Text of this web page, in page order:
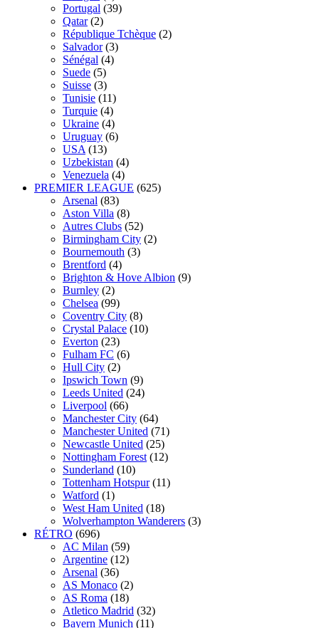
Portugal (39)
Qatar (2)
République Tchèque (2)
Salvador (3)
Sénégal (4)
Suede (5)
Suisse (3)
Tunisie (11)
Turquie (4)
Ukraine (4)
Uruguay (6)
USA (13)
Uzbekistan (4)
Venezuela (4)
PREMIER LEAGUE (625)
Arsenal (83)
Aston Villa (8)
Autres Clubs (52)
Birmingham City (2)
Bournemouth (3)
Brentford (4)
Brighton & Hove Albion (9)
Burnley (2)
Chelsea (99)
Coventry City (8)
Crystal Palace (10)
Everton (23)
Fulham FC (6)
Hull City (2)
Ipswich Town (9)
Leeds United (24)
Liverpool (66)
Manchester City (64)
Manchester United (71)
Newcastle United (25)
Nottingham Forest (12)
Sunderland (10)
Tottenham Hotspur (11)
Watford (1)
West Ham United (18)
Wolverhampton Wanderers (3)
RÉTRO (696)
AC Milan (59)
Argentine (12)
Arsenal (36)
AS Monaco (2)
AS Roma (18)
Atletico Madrid (32)
Bayern Munich (11)